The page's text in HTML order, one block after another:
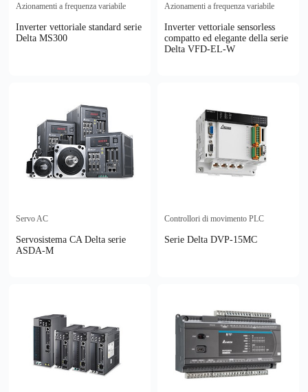
Azionamenti a frequenza variabile
Inverter vettoriale standard serie
Delta MS300
Azionamenti a frequenza variabile
Inverter vettoriale sensorless
compatto ed elegante della serie
Delta VFD-EL-W
Servo AC
Servosistema CA Delta serie
ASDA-M
Controllori di movimento PLC
Serie Delta DVP-15MC